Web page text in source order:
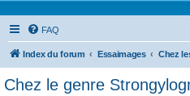
FAQ
Index du forum Essaimages Chez
Chez le genre